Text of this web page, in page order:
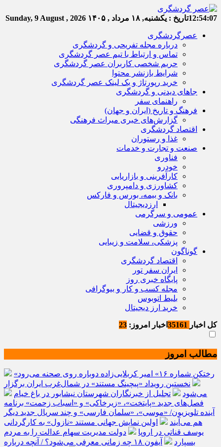
12:54:07تاریخ : یکشنبه, ۱۸ مرداد , ۱۴۰۵ Sunday, 9 August , 2026
عصرگردشگری
درباره مجله تفریحی و گردشگری
تماس و ارتباط با تیم عصر گردشگری
حریم شخصی کاربران عصر گردشگری
شرایط بازنشر محتوا
خرید رپورتاژ و بک لینک عصر گردشگری
جاهای دیدنی و گردشگری
راهنمای سفر
فرهنگ و تاریخ (ایران و جهان)
گزارش‌های خبری میراث فرهنگی
اقتصاد گردشگری
غذا و رستوران
صنعت و تجارت و خدمات
فناوری
خودرو
کارآفرینی و بازاریابی
کشاورزی و دامپروری
بانک و بیمه، بورس و فارکس
ارزدیجیتال
عمومی و سرگرمی
ورزشی
حقوق و قضایی
پزشکی، سلامت و زیبایی
گوناگون
اقتصاد گردشگری
ایران سفر تور
پایگاه خبری روز
مجله کسب و کار و بیوگرافی
بلیط اتوبوس
خرید ارز دیجیتال
کل اخبار اخبار امروز: 23
مطالب امروز
«رختکن شماره ۱۶» امیر کربلایی‌زاده دوباره روی صحنه می‌رود
نخستین رویداد «پیچینگ مستند» در شمال‌غرب ایران برگزار
می‌شود
تجلیل از خبرنگاران شهرستان نیشابور در باغ خیام
فصل‌های جدید «پایتخت»، «زیرخاکی» و «اسباب زحمت» برنامه
آینده تلویزیون/ «موسی»، «سلمان فارسی» و چند سریال جدید دیگر
هم می‌آیند
اولین نمایش جهانی مستند «نازول» به کارگردانی
یوسف قناتی در اروپا
دولت مدیریت سهام عدالت را به مردم
بسپارد
آیفون ۱۸ چه زمانی معرفی می‌شود؟ / آنچه درباره